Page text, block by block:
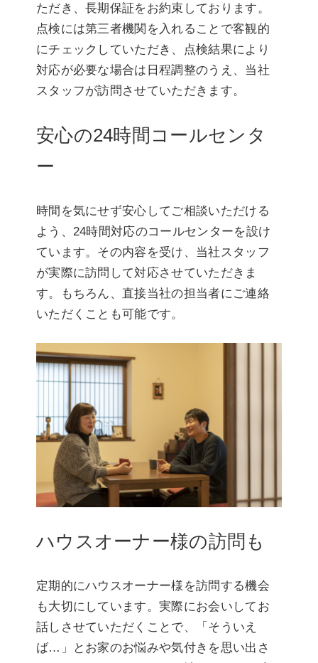
ただき、長期保証をお約束しております。
点検には第三者機関を入れることで客観的
にチェックしていただき、点検結果により
対応が必要な場合は日程調整のうえ、当社
スタッフが訪問させていただきます。
安心の24時間コールセンタ
ー
時間を気にせず安心してご相談いただける
よう、24時間対応のコールセンターを設け
ています。その内容を受け、当社スタッフ
が実際に訪問して対応させていただきま
す。もちろん、直接当社の担当者にご連絡
いただくことも可能です。
ハウスオーナー様の訪問も
定期的にハウスオーナー様を訪問する機会
も大切にしています。実際にお会いしてお
話しさせていただくことで、「そういえ
ば…」とお家のお悩みや気付きを思い出さ